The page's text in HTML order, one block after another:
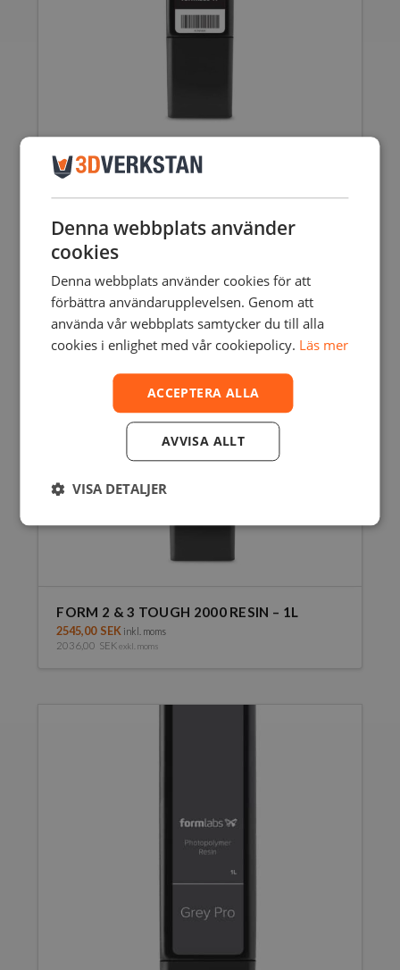
FORM 2 & 3 TOUGH 1500 RESIN – 1L
FORM 2 & 3 TOUGH 2000 RESIN – 1L
2545,00 SEK inkl. moms
2036,00 SEK exkl. moms
Denna webbplats använder
cookies
Denna webbplats använder cookies för att
förbättra användarupplevelsen. Genom att
använda vår webbplats samtycker du till alla
cookies i enlighet med vår cookiepolicy. Läs mer
ACCEPTERA ALLA
AVVISA ALLT
VISA DETALJER